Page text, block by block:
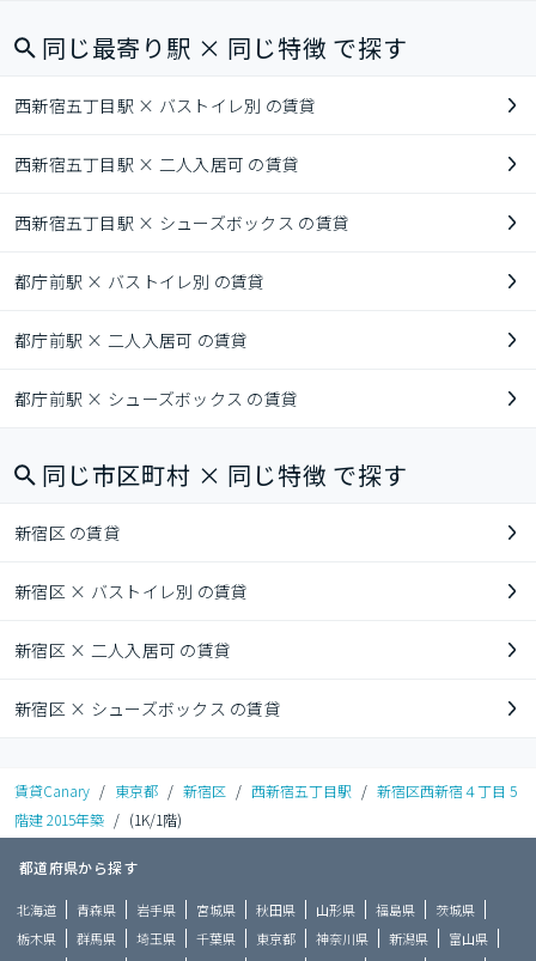
同じ最寄り駅 × 同じ特徴 で探す
西新宿五丁目駅 × バストイレ別 の賃貸
西新宿五丁目駅 × 二人入居可 の賃貸
西新宿五丁目駅 × シューズボックス の賃貸
都庁前駅 × バストイレ別 の賃貸
都庁前駅 × 二人入居可 の賃貸
都庁前駅 × シューズボックス の賃貸
同じ市区町村 × 同じ特徴 で探す
新宿区 の賃貸
新宿区 × バストイレ別 の賃貸
新宿区 × 二人入居可 の賃貸
新宿区 × シューズボックス の賃貸
賃貸Canary / 東京都 / 新宿区 / 西新宿五丁目駅 / 新宿区西新宿４丁目 5
階建 2015年築 / (1K/1階)
都道府県から探す
北海道 青森県 岩手県 宮城県 秋田県 山形県 福島県
茨城県
栃木県
群馬県 埼玉県 千葉県 東京都 神奈川県 新潟県
富山県